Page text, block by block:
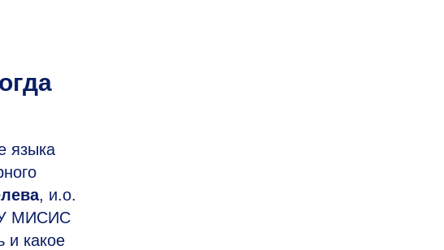
языка
, и.о.
МИСИС
и какое